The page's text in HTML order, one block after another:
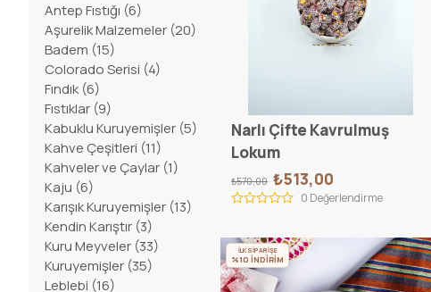
Antep Fıstığı (6)
Aşurelik Malzemeler (20)
Badem (15)
Colorado Serisi (4)
Fındık (6)
Fıstıklar (9)
Kabuklu Kuruyemişler (5)
Kahve Çeşitleri (11)
Kahveler ve Çaylar (1)
Kaju (6)
Karışık Kuruyemişler (13)
Kendin Karıştır (3)
Kuru Meyveler (33)
Kuruyemişler (35)
Leblebi (16)
Narlı Çifte Kavrulmuş
Lokum
₺570,00 ₺513,00
0 Değerlendirme
İLK SİPARİŞE
%10 İNDİRİM